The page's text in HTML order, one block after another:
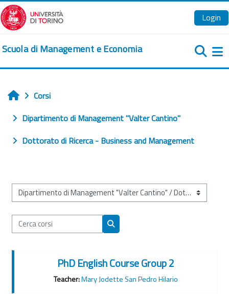
Vai al contenuto principale
Login
Scuola di Management e Economia
Home
Corsi
Dipartimento di Management "Valter Cantino"
Dottorato di Ricerca - Business and Management
Categorie di corso
Cerca corsi
Cerca corsi
PhD English Course Group 2
Teacher:Mary Jodette San Pedro Hilario